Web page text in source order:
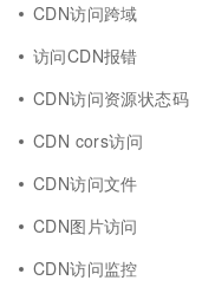
CDN访问跨域
访问CDN报错
CDN访问资源状态码
CDN cors访问
CDN访问文件
CDN图片访问
CDN访问监控